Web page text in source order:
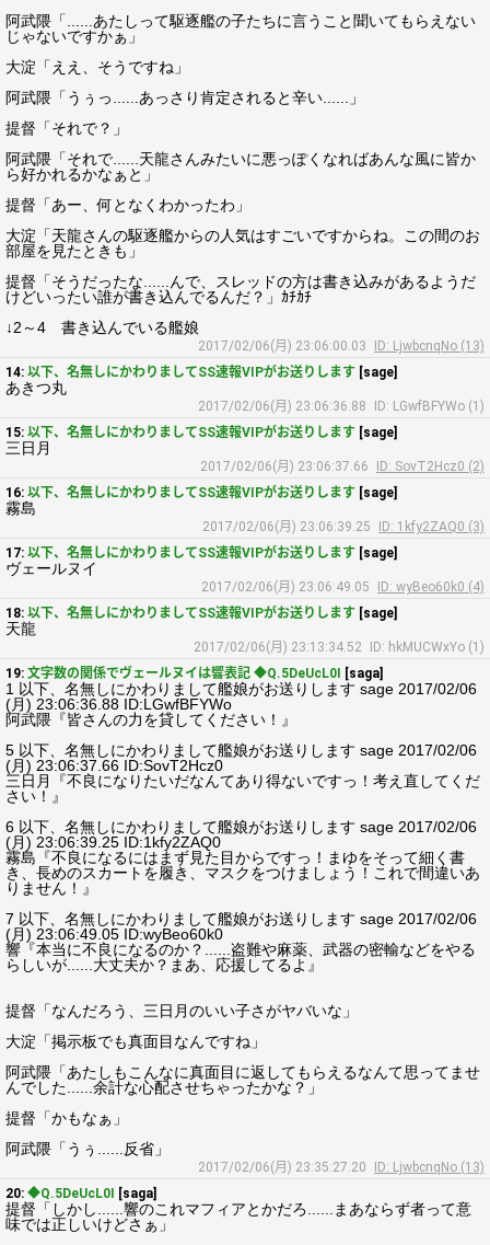
阿武隈「......あたしって駆逐艦の子たちに言うこと聞いてもらえない
じゃないですかぁ」
大淀「ええ、そうですね」
阿武隈「うぅっ......あっさり肯定されると辛い......」
提督「それで？」
阿武隈「それで......天龍さんみたいに悪っぽくなればあんな風に皆か
ら好かれるかなぁと」
提督「あー、何となくわかったわ」
大淀「天龍さんの駆逐艦からの人気はすごいですからね。この間のお
部屋を見たときも」
提督「そうだったな......んで、スレッドの方は書き込みがあるようだ
けどいったい誰が書き込んでるんだ？」ｶﾁｶﾁ
↓2～4 書き込んでいる艦娘
2017/02/06(月) 23:06:00.03
ID: LjwbcnqNo (13)
14: 以下、名無しにかわりましてSS速報VIPがお送りします [sage]
あきつ丸
2017/02/06(月) 23:06:36.88
ID: LGwfBFYWo (1)
15: 以下、名無しにかわりましてSS速報VIPがお送りします [sage]
三日月
2017/02/06(月) 23:06:37.66
ID: SovT2Hcz0 (2)
16: 以下、名無しにかわりましてSS速報VIPがお送りします [sage]
霧島
2017/02/06(月) 23:06:39.25
ID: 1kfy2ZAQ0 (3)
17: 以下、名無しにかわりましてSS速報VIPがお送りします [sage]
ヴェールヌイ
2017/02/06(月) 23:06:49.05
ID: wyBeo60k0 (4)
18: 以下、名無しにかわりましてSS速報VIPがお送りします [sage]
天龍
2017/02/06(月) 23:13:34.52
ID: hkMUCWxYo (1)
19: 文字数の関係でヴェールヌイは響表記 ◆Q.5DeUcL0I [saga]
1 以下、名無しにかわりまして艦娘がお送りします sage 2017/02/06
(月) 23:06:36.88 ID:LGwfBFYWo
阿武隈『皆さんの力を貸してください！』
5 以下、名無しにかわりまして艦娘がお送りします sage 2017/02/06
(月) 23:06:37.66 ID:SovT2Hcz0
三日月『不良になりたいだなんてあり得ないですっ！考え直してくだ
さい！』
6 以下、名無しにかわりまして艦娘がお送りします sage 2017/02/06
(月) 23:06:39.25 ID:1kfy2ZAQ0
霧島『不良になるにはまず見た目からですっ！まゆをそって細く書
き、長めのスカートを履き、マスクをつけましょう！これで間違いあ
りません！』
7 以下、名無しにかわりまして艦娘がお送りします sage 2017/02/06
(月) 23:06:49.05 ID:wyBeo60k0
響『本当に不良になるのか？......盗難や麻薬、武器の密輸などをやる
らしいが......大丈夫か？まあ、応援してるよ』
提督「なんだろう、三日月のいい子さがヤバいな」
大淀「掲示板でも真面目なんですね」
阿武隈「あたしもこんなに真面目に返してもらえるなんて思ってませ
んでした......余計な心配させちゃったかな？」
提督「かもなぁ」
阿武隈「うぅ......反省」
2017/02/06(月) 23:35:27.20
ID: LjwbcnqNo (13)
20: ◆Q.5DeUcL0I [saga]
提督「しかし......響のこれマフィアとかだろ......まあならず者って意
味では正しいけどさぁ」